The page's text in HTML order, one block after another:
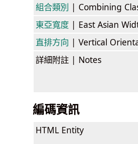
組合類別 | Combining
東亞寬度 | East Asian
直排方向 | Vertical
詳細附註 | Notes
編碼資訊
HTML Entity